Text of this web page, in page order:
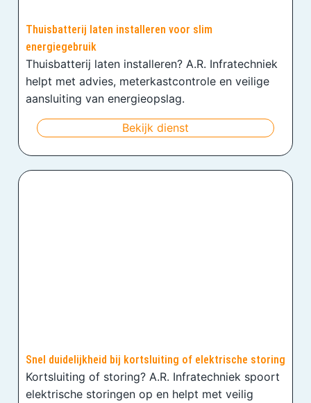
Thuisbatterij laten installeren voor slim
energiegebruik
Thuisbatterij laten installeren? A.R. Infratechniek
helpt met advies, meterkastcontrole en veilige
aansluiting van energieopslag.
Bekijk dienst
Snel duidelijkheid bij kortsluiting of elektrische storing
Kortsluiting of storing? A.R. Infratechniek spoort
elektrische storingen op en helpt met veilig